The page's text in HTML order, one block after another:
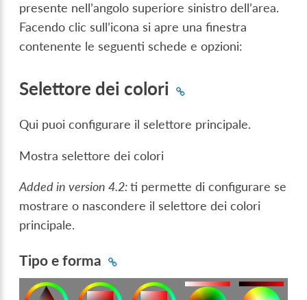
presente nell’angolo superiore sinistro dell’area.
Facendo clic sull’icona si apre una finestra
contenente le seguenti schede e opzioni:
Selettore dei colori
Qui puoi configurare il selettore principale.
Mostra selettore dei colori
Added in version 4.2:ti permette di configurare se
mostrare o nascondere il selettore dei colori
principale.
Tipo e forma